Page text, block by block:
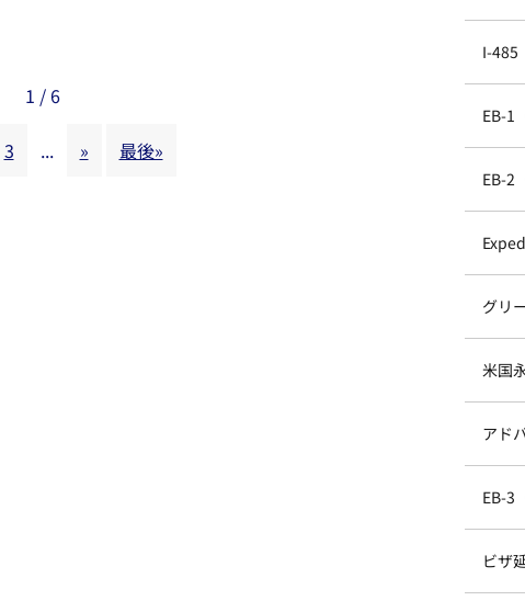
1 / 6
3 ... » 最後»
I-485
EB-1
EB-2
グリ
米国
アド
EB-3
ビザ